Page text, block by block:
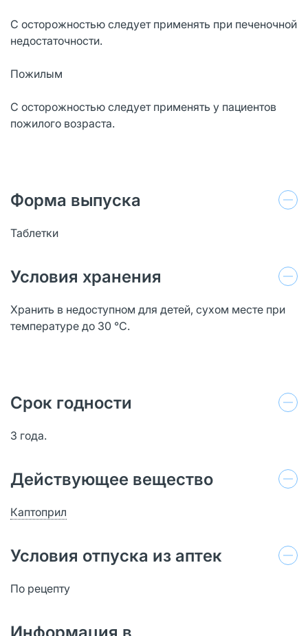
С осторожностью следует применять при печеночной
недостаточности.
Пожилым
С осторожностью следует применять у пациентов
пожилого возраста.
Форма выпуска
Таблетки
Условия хранения
Хранить в недоступном для детей, сухом месте при
температуре до 30 °C.
Срок годности
3 года.
Действующее вещество
Каптоприл
Условия отпуска из аптек
По рецепту
Информация в